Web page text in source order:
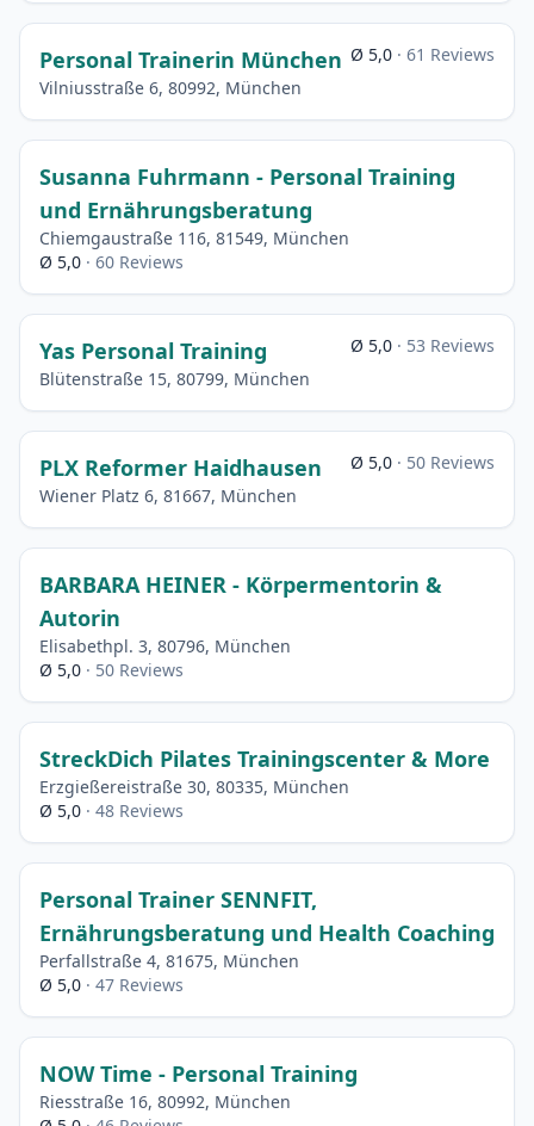
Personal Trainerin München
Vilniusstraße 6, 80992, München
Ø 5,0 · 61 Reviews
Susanna Fuhrmann - Personal Training
und Ernährungsberatung
Chiemgaustraße 116, 81549, München
Ø 5,0 · 60 Reviews
Yas Personal Training
Blütenstraße 15, 80799, München
Ø 5,0 · 53 Reviews
PLX Reformer Haidhausen
Wiener Platz 6, 81667, München
Ø 5,0 · 50 Reviews
BARBARA HEINER - Körpermentorin &
Autorin
Elisabethpl. 3, 80796, München
Ø 5,0 · 50 Reviews
StreckDich Pilates Trainingscenter & More
Erzgießereistraße 30, 80335, München
Ø 5,0 · 48 Reviews
Personal Trainer SENNFIT,
Ernährungsberatung und Health Coaching
Perfallstraße 4, 81675, München
Ø 5,0 · 47 Reviews
NOW Time - Personal Training
Riesstraße 16, 80992, München